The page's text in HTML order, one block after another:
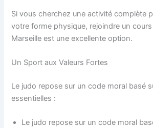
Si vous cherchez une activité complète
votre forme physique, rejoindre un
Marseille est une excellente option.
Un Sport aux Valeurs Fortes
Le judo repose sur un code moral basé
essentielles :
Le judo repose sur un code moral